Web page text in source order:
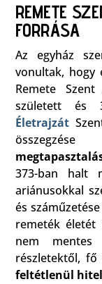
REMETE
FORRÁSA
Az egyház
vonultak, hogy
Remete
született és
Életrajzát
373-ban halt
ariánusokkal
és
remeték
nem
részletektől, fő
feltétlenül